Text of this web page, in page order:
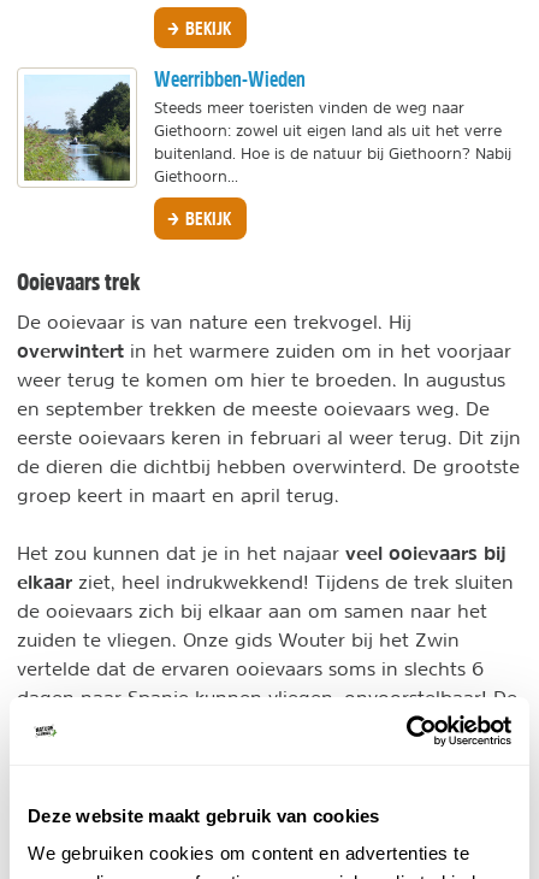
Deze website maakt gebruik van cookies
We gebruiken cookies om content en advertenties te
BEKIJK
Weerribben-Wieden
Steeds meer toeristen vinden de weg naar
Giethoorn: zowel uit eigen land als uit het verre
buitenland. Hoe is de natuur bij Giethoorn? Nabij
Giethoorn...
BEKIJK
Ooievaars trek
De ooievaar is van nature een trekvogel. Hij
overwintert in het warmere zuiden om in het voorjaar
weer terug te komen om hier te broeden. In augustus
en september trekken de meeste ooievaars weg. De
eerste ooievaars keren in februari al weer terug. Dit zijn
de dieren die dichtbij hebben overwinterd. De grootste
groep keert in maart en april terug.
Het zou kunnen dat je in het najaar veel ooievaars bij
elkaar ziet, heel indrukwekkend! Tijdens de trek sluiten
de ooievaars zich bij elkaar aan om samen naar het
zuiden te vliegen. Onze gids Wouter bij het Zwin
vertelde dat de ervaren ooievaars soms in slechts 6
dagen naar Spanje kunnen vliegen, onvoorstelbaar! De
jongere vogels zijn soms tot twee maanden onderweg